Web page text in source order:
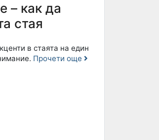
– как да
стая
в стаята на един
Прочети още